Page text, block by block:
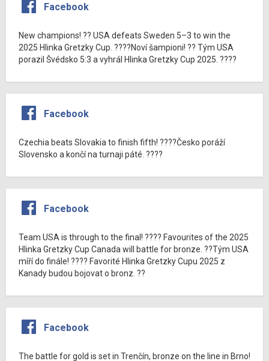
Facebook
New champions! ?? USA defeats Sweden 5–3 to win the
2025 Hlinka Gretzky Cup. ????Noví šampioni! ?? Tým USA
porazil Švédsko 5:3 a vyhrál Hlinka Gretzky Cup 2025. ????
Facebook
Czechia beats Slovakia to finish fifth! ????Česko poráží
Slovensko a končí na turnaji páté. ????
Facebook
Team USA is through to the final! ???? Favourites of the 2025
Hlinka Gretzky Cup Canada will battle for bronze. ??Tým USA
míří do finále! ???? Favorité Hlinka Gretzky Cupu 2025 z
Kanady budou bojovat o bronz. ??
Facebook
The battle for gold is set in Trenčín, bronze on the line in Brno!